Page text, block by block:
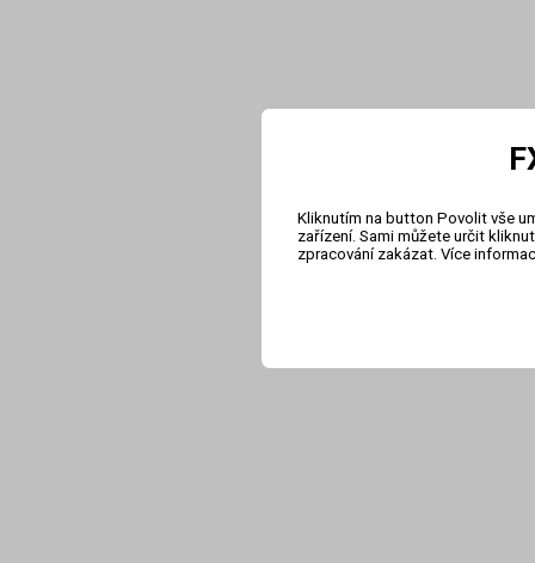
Kliknutím na button Povolit vše
zařízení. Sami můžete určit
zpracování zakázat. Více